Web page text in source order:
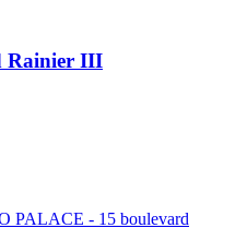
Rainier III